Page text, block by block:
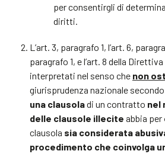
per consentirgli di
diritti.
L’art. 3, paragrafo 1, l’art. 6,
paragrafo 1, e l’art. 8 della
interpretati nel senso che non
giurisprudenza nazionale secondo
una clausoladi un contratto nel
delle clausole illecite abbia per
clausola sia considerata
procedimento che coinvolga